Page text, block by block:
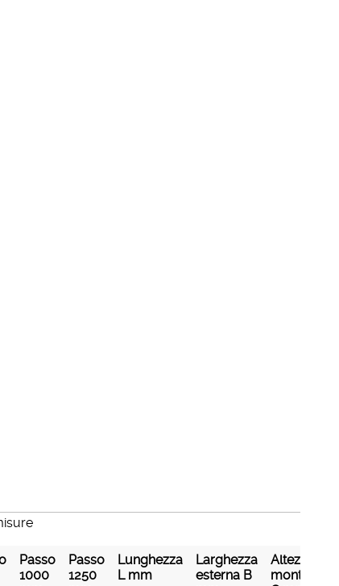
Passo
1000
Passo
1250
Lunghezza
L mm
Larghezza
esterna B
Altezza
montante